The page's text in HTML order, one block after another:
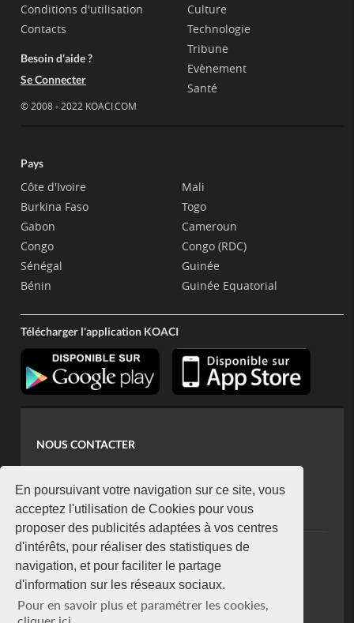
En poursuivant votre navigation sur ce site, vous
acceptez l'utilisation de Cookies pour vous
proposer des publicités adaptées à vos centres
d'intérêts, pour réaliser des statistiques de
navigation, et pour faciliter le partage
d'information sur les réseaux sociaux.
Pour en savoir plus et paramétrer les cookies,
Conditions d'utilisation
Contacts
Besoin d'aide ?
Se Connecter
© 2008 - 2022 KOACI.COM
Culture
Technologie
Tribune
Evènement
Santé
Pays
Côte d'Ivoire
Burkina Faso
Gabon
Congo
Sénégal
Bénin
Mali
Togo
Cameroun
Congo (RDC)
Guinée
Guinée Equatorial
Télécharger l'application KOACI
NOUS CONTACTER
koaci@yahoo.fr
+225 07 08 85 52 93
NEWSLETTER
Restez connecté via notre newsletter
S'abonner
Se désabonner